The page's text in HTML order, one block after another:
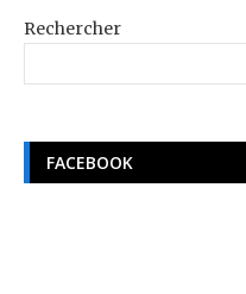
Rechercher
FACEBOOK